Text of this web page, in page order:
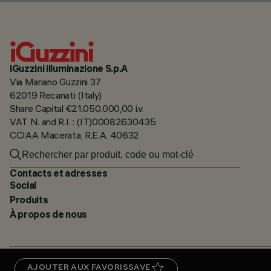
AJOUTER AUX FAVORISSAVE
iGuzzini illuminazione S.p.A
Via Mariano Guzzini 37
62019 Recanati (Italy)
Share Capital €21.050.000,00 i.v.
VAT N. and R.I. : (IT)00082630435
CCIAA Macerata, R.E.A. 40632
Contacts et adresses
Social
Produits
À propos de nous
PRIVACYCERTIFICATIONS GARANTIE DE 5 ANSSIGNALEMENTS